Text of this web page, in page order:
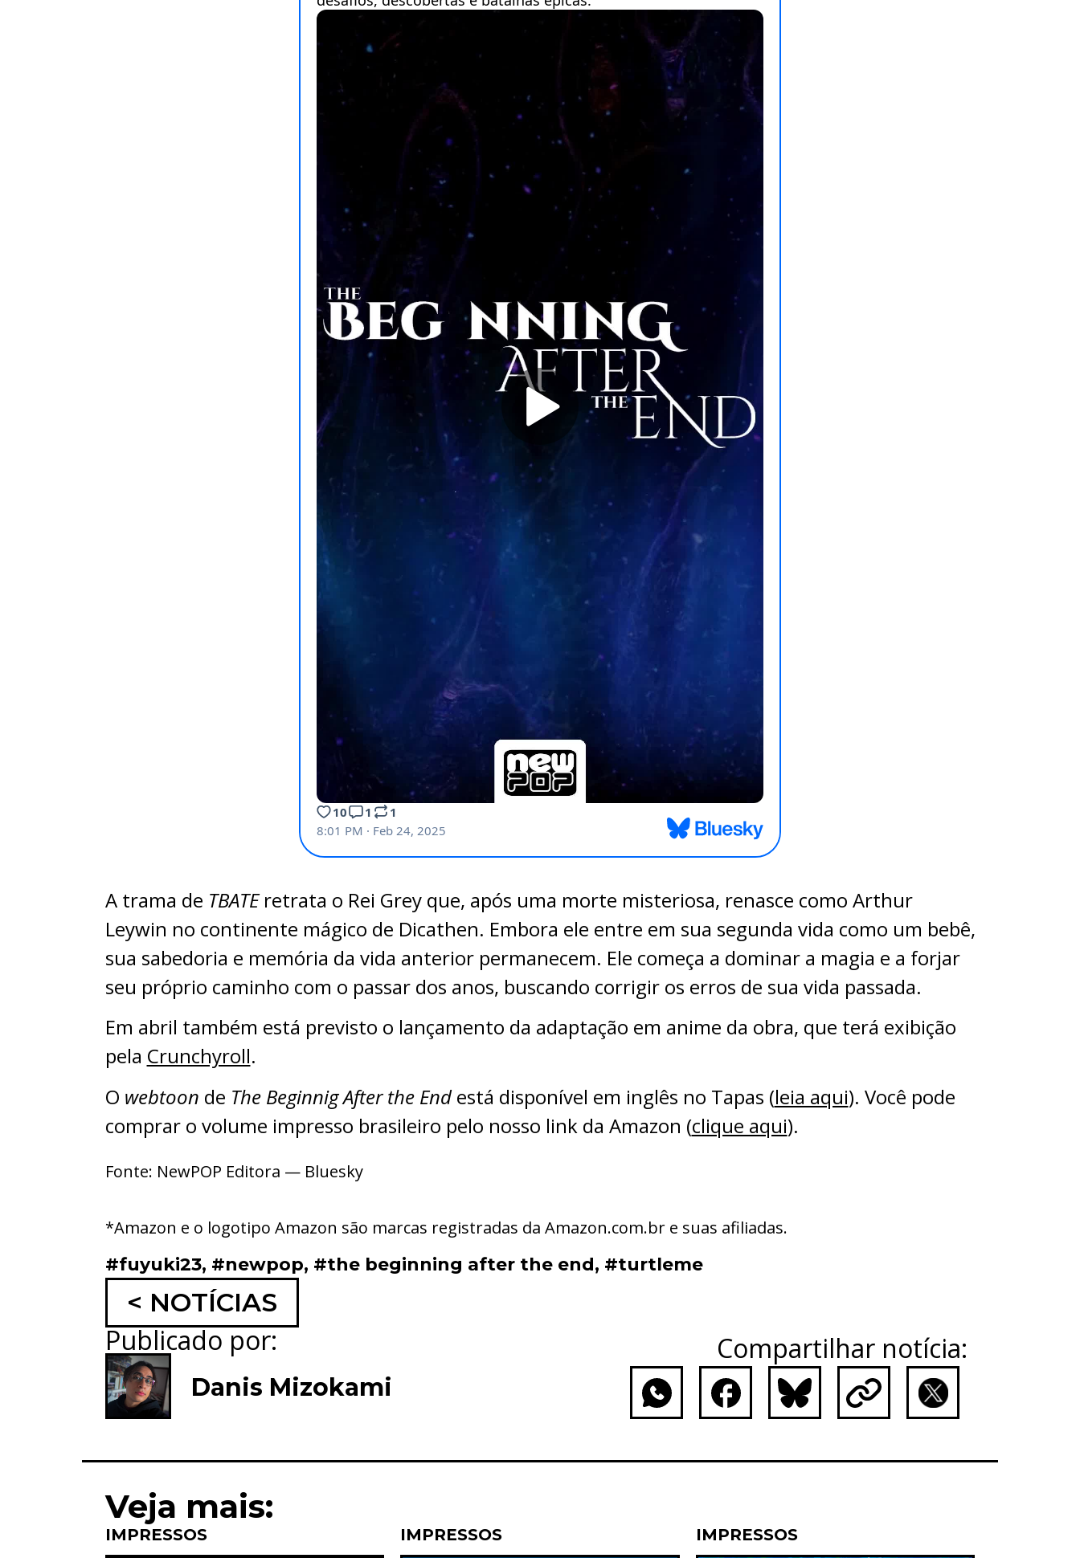
A trama de TBATEretrata o Rei Grey que, após uma morte misteriosa, renasce como Arthur
Leywin no continente mágico de Dicathen. Embora ele entre em sua segunda vida como um bebê,
sua sabedoria e memória da vida anterior permanecem. Ele começa a dominar a magia e a forjar
seu próprio caminho com o passar dos anos, buscando corrigir os erros de sua vida passada.
Em abril também está previsto o lançamento da adaptação em anime da obra, que terá exibição
pela Crunchyroll.
O webtoon de The Beginnig After the Endestá disponível em inglês no Tapas (leia aqui). Você pode
comprar o volume impresso brasileiro pelo nosso link da Amazon (clique aqui).
Fonte: NewPOP Editora — Bluesky
*Amazon e o logotipo Amazon são marcas registradas da Amazon.com.br e suas afiliadas.
#fuyuki23, #newpop, #the beginning after the end, #turtleme
< NOTÍCIAS
Publicado por:
Danis Mizokami
Compartilhar notícia:
Veja mais:
IMPRESSOS IMPRESSOS IMPRESSOS